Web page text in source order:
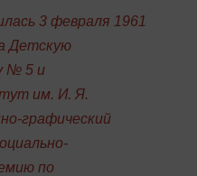
3 февраля 1961
Детскую
№ 5 и
им. И. Я.
графический
по